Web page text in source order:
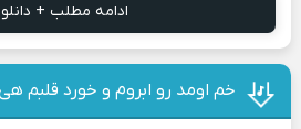
ادامه مطلب +
خم اومد رو ابروم و خورد قلبم